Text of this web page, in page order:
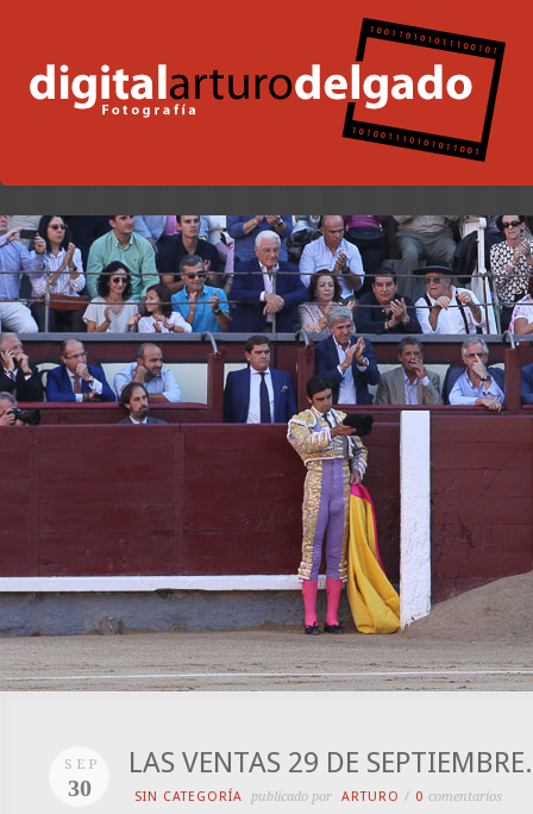
SEP
30
LAS VENTAS 29 DE
SIN CATEGORÍA publicado por ARTURO / 0 comentarios